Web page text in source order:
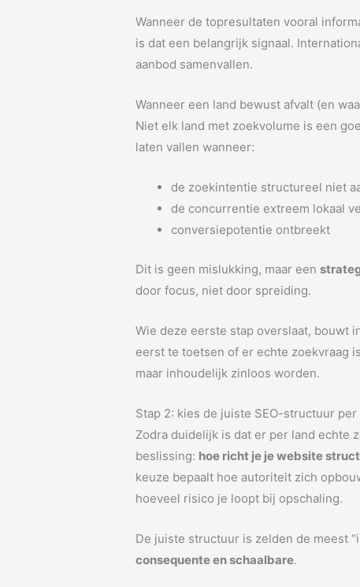
Wanneer de topresultaten vooral
is dat een belangrijk signaal.
aanbod samenvallen.
Wanneer een land bewust afvalt (en
Niet elk land met zoekvolume is een
laten vallen wanneer:
de zoekintentie structureel niet
de concurrentie extreem lokaal
conversiepotentie ontbreekt
Dit is geen mislukking, maar een
door focus, niet door spreiding.
Wie deze eerste stap overslaat, bouwt
eerst te toetsen of er echte zoekvraag
maar inhoudelijk zinloos worden.
Stap 2: kies de juiste SEO-structuur per
Zodra duidelijk is dat er per land echte
beslissing: hoe richt je je website
keuze bepaalt hoe autoriteit zich
hoeveel risico je loopt bij opschaling.
De juiste structuur is zelden de meest
consequente en schaalbare.